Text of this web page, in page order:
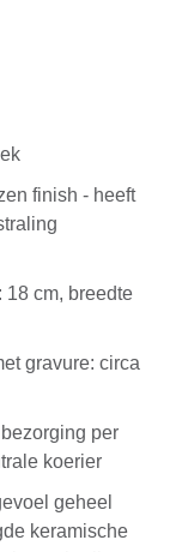
finish - heeft
18 cm, breedte
gravure: circa
per
koerier
geheel
keramische